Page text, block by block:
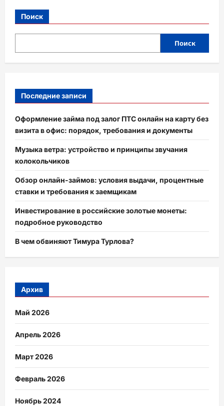
Поиск
Поиск
Последние записи
Оформление займа под залог ПТС онлайн на карту без
визита в офис: порядок, требования и документы
Музыка ветра: устройство и принципы звучания
колокольчиков
Обзор онлайн-займов: условия выдачи, процентные
ставки и требования к заемщикам
Инвестирование в российские золотые монеты:
подробное руководство
В чем обвиняют Тимура Турлова?
Архив
Май 2026
Апрель 2026
Март 2026
Февраль 2026
Ноябрь 2024